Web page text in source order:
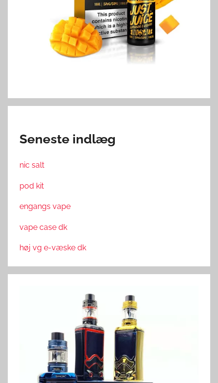
Seneste indlæg
nic salt
pod kit
engangs vape
vape case dk
høj vg e-væske dk